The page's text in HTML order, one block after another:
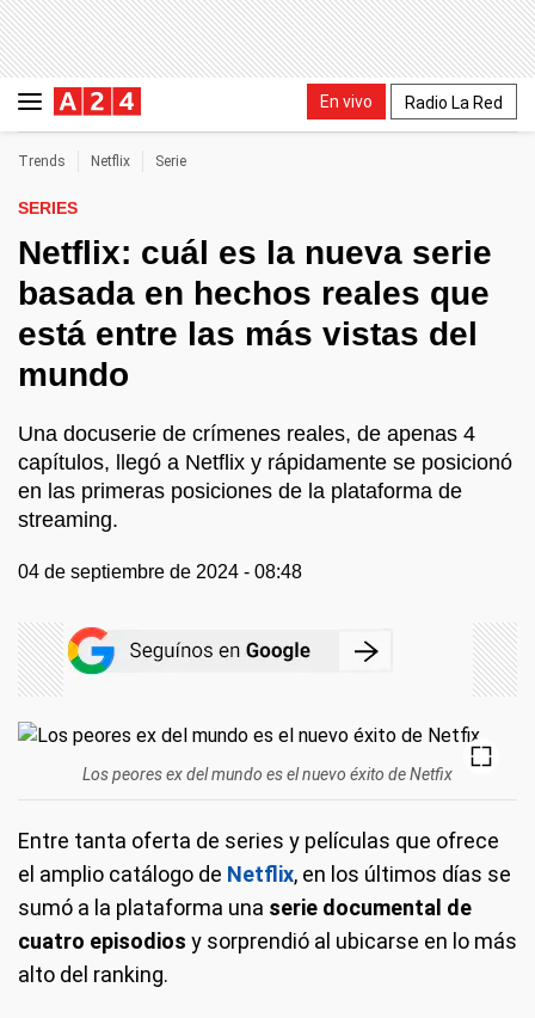
En vivo Radio La Red
Trends Netflix Serie
SERIES
Netflix: cuál es la nueva serie
basada en hechos reales que
está entre las más vistas del
mundo
Una docuserie de crímenes reales, de apenas 4
capítulos, llegó a Netflix y rápidamente se posicionó
en las primeras posiciones de la plataforma de
streaming.
04 de septiembre de 2024 - 08:48
Los peores ex del mundo es el nuevo éxito de Netfix
Entre tanta oferta de series y películas que ofrece
el amplio catálogo de Netflix, en los últimos días se
sumó a la plataforma una serie documental de
cuatro episodios y sorprendió al ubicarse en lo más
alto del ranking.